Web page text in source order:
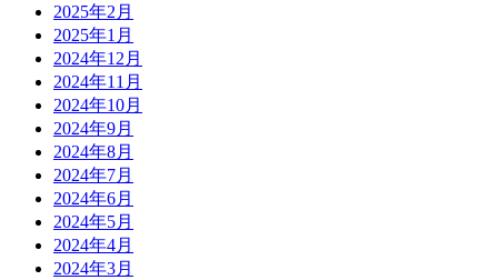
2025年2月
2025年1月
2024年12月
2024年11月
2024年10月
2024年9月
2024年8月
2024年7月
2024年6月
2024年5月
2024年4月
2024年3月